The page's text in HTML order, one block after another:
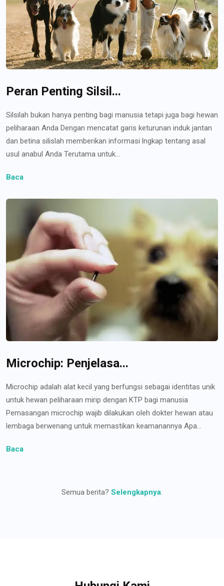
Peran Penting Silsil...
Silsilah bukan hanya penting bagi manusia tetapi juga bagi hewan
peliharaan Anda Dengan mencatat garis keturunan induk jantan
dan betina silislah memberikan informasi lngkap tentang asal
usul anabul Anda Terutama untuk...
Baca
Microchip: Penjelasa...
Microchip adalah alat kecil yang berfungsi sebagai identitas unik
untuk hewan peliharaan mirip dengan KTP bagi manusia
Pemasangan microchip wajib dilakukan oleh dokter hewan atau
lembaga berwenang untuk memastikan keamanannya Apa...
Baca
Semua berita? Selengkapnya.